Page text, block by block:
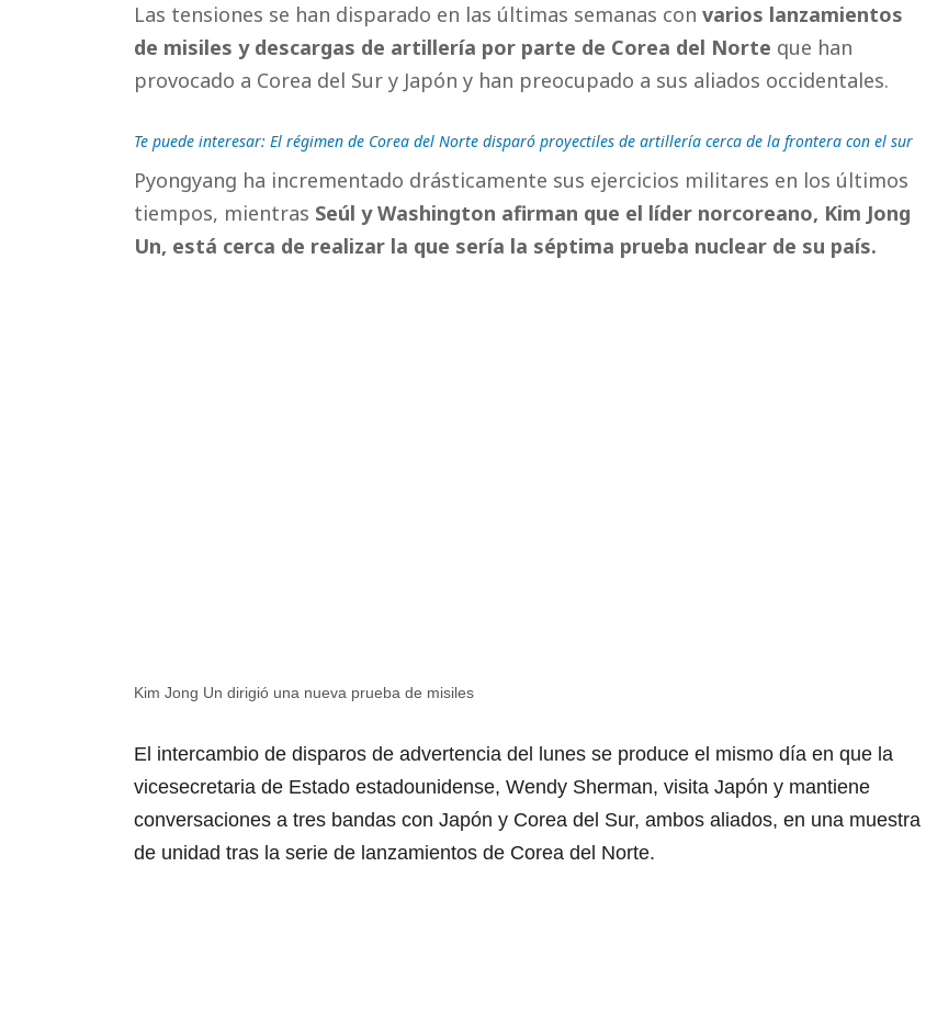
Las tensiones se han disparado en las últimas semanas con varios lanzamientos
de misiles y descargas de artillería por parte de Corea del Norte que han
provocado a Corea del Sur y Japón y han preocupado a sus aliados occidentales.
Te puede interesar: El régimen de Corea del Norte disparó proyectiles de artillería cerca de la frontera con el sur
Pyongyang ha incrementado drásticamente sus ejercicios militares en los últimos
tiempos, mientras Seúl y Washington afirman que el líder norcoreano, Kim Jong
Un, está cerca de realizar la que sería la séptima prueba nuclear de su país.
Kim Jong Un dirigió una nueva prueba de misiles
El intercambio de disparos de advertencia del lunes se produce el mismo día en que la
vicesecretaria de Estado estadounidense, Wendy Sherman, visita Japón y mantiene
conversaciones a tres bandas con Japón y Corea del Sur, ambos aliados, en una muestra
de unidad tras la serie de lanzamientos de Corea del Norte.